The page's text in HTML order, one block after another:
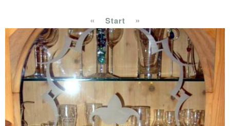
« Start »